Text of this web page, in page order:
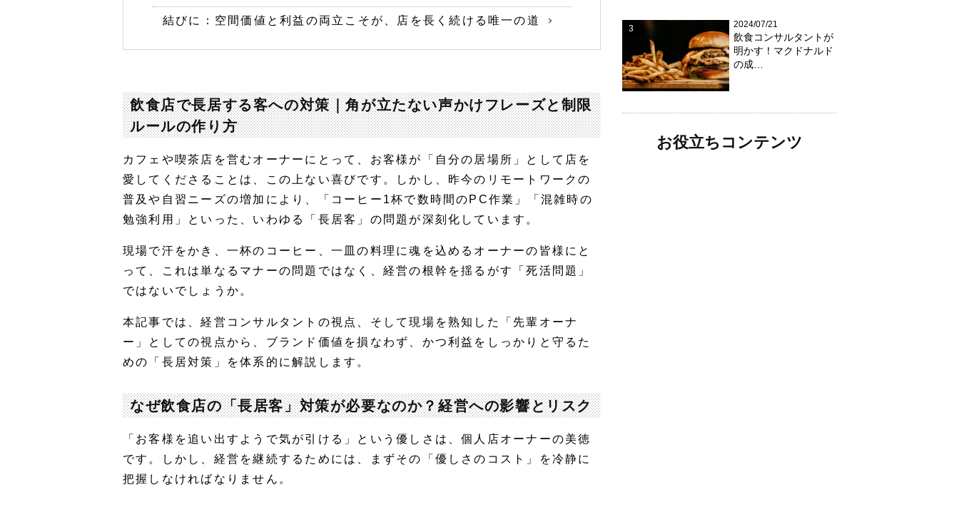
結びに：空間価値と利益の両立こそが、店を長く続ける唯一の道
飲食店で長居する客への対策｜角が立たない声かけフレーズと制限
ルールの作り方
カフェや喫茶店を営むオーナーにとって、お客様が「自分の居場所」として店を
愛してくださることは、この上ない喜びです。しかし、昨今のリモートワークの
普及や自習ニーズの増加により、「コーヒー1杯で数時間のPC作業」「混雑時の
勉強利用」といった、いわゆる「長居客」の問題が深刻化しています。
現場で汗をかき、一杯のコーヒー、一皿の料理に魂を込めるオーナーの皆様にと
って、これは単なるマナーの問題ではなく、経営の根幹を揺るがす「死活問題」
ではないでしょうか。
本記事では、経営コンサルタントの視点、そして現場を熟知した「先輩オーナ
ー」としての視点から、ブランド価値を損なわず、かつ利益をしっかりと守るた
めの「長居対策」を体系的に解説します。
なぜ飲食店の「長居客」対策が必要なのか？経営への影響とリスク
「お客様を追い出すようで気が引ける」という優しさは、個人店オーナーの美徳
です。しかし、経営を継続するためには、まずその「優しさのコスト」を冷静に
把握しなければなりません。
2024/07/21
飲食コンサルタントが
明かす！マクドナルド
の成…
お役立ちコンテンツ